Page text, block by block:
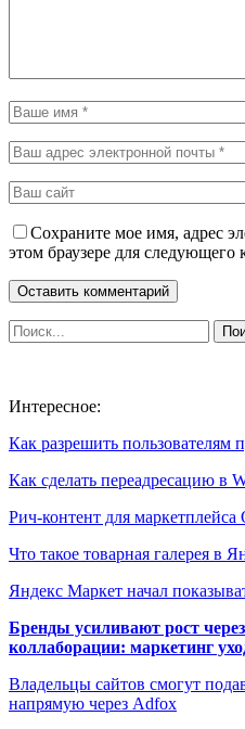
Сохраните мое имя, адрес
этом браузере для следующего
Интересное:
Как разрешить
Как сделать переадресацию в
Рич-контент для
Что такое товарная галерея в
Яндекс Маркет начал
Бренды усиливают рост
коллаборации: маркетинг
Владельцы сайтов смогут
напрямую через Adfox